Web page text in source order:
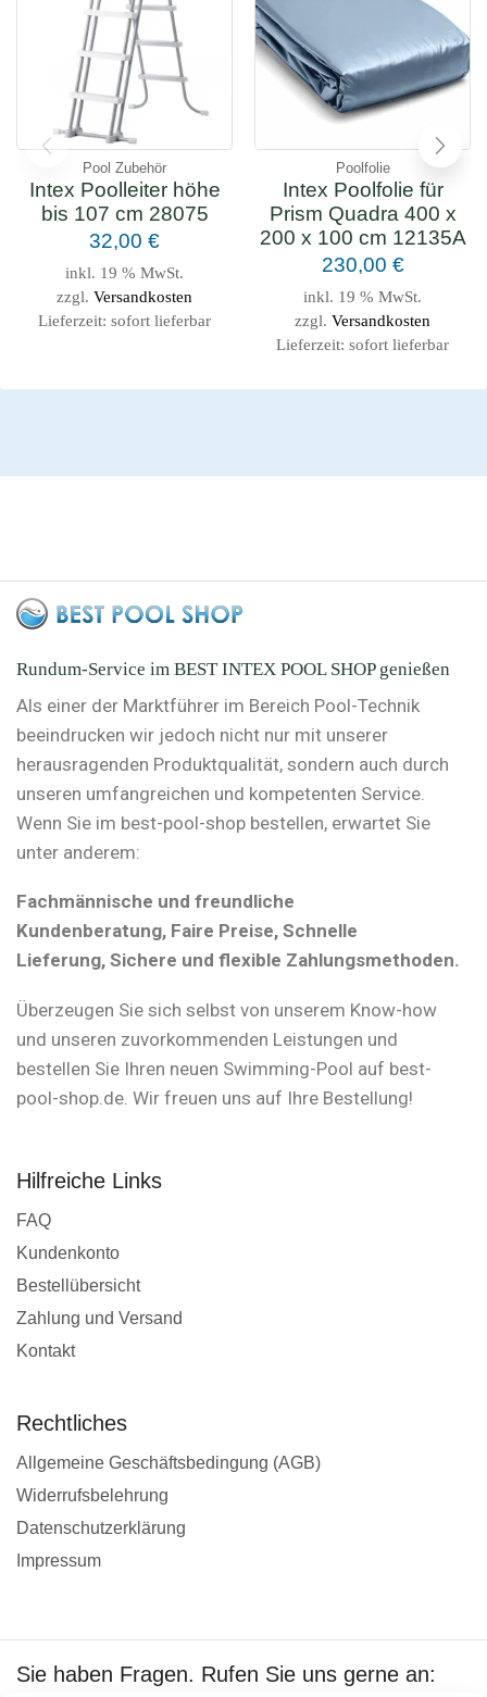
Pool Zubehör
Intex Poolleiter höhe
bis 107 cm 28075
32,00 €
inkl. 19 % MwSt.
zzgl. Versandkosten
Lieferzeit: sofort lieferbar
Poolfolie
Intex Poolfolie für
Prism Quadra 400 x
200 x 100 cm 12135A
230,00 €
inkl. 19 % MwSt.
zzgl. Versandkosten
Lieferzeit: sofort lieferbar
Rundum-Service im BEST INTEX POOL SHOP genießen
Als einer der Marktführer im Bereich Pool-Technik
beeindrucken wir jedoch nicht nur mit unserer
herausragenden Produktqualität, sondern auch durch
unseren umfangreichen und kompetenten Service.
Wenn Sie im best-pool-shop bestellen, erwartet Sie
unter anderem:
Fachmännische und freundliche
Kundenberatung, Faire Preise, Schnelle
Lieferung, Sichere und flexible Zahlungsmethoden.
Überzeugen Sie sich selbst von unserem Know-how
und unseren zuvorkommenden Leistungen und
bestellen Sie Ihren neuen Swimming-Pool auf best-
pool-shop.de. Wir freuen uns auf Ihre Bestellung!
Hilfreiche Links
FAQ
Kundenkonto
Bestellübersicht
Zahlung und Versand
Kontakt
Rechtliches
Allgemeine Geschäftsbedingung (AGB)
Widerrufsbelehrung
Datenschutzerklärung
Impressum
Sie haben Fragen. Rufen Sie uns gerne an: